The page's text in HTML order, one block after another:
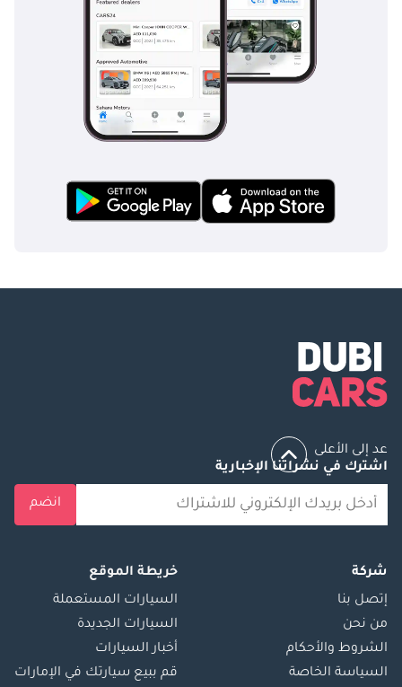
عد إلى الأعلى
اشترك في نشراتنا الإخبارية
انضم
شركة
إتصل بنا
من نحن
الشروط والأحكام
السياسة الخاصة
خريطة الموقع
السيارات المستعملة
السيارات الجديدة
أخبار السيارات
قم ببيع سيارتك في الإمارات